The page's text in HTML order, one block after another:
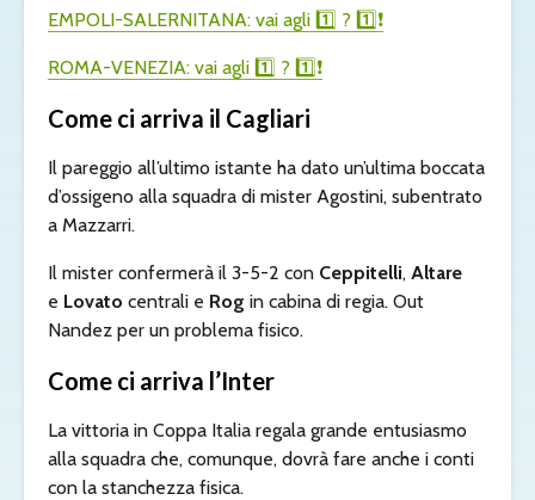
EMPOLI-SALERNITANA: vai agli 1️⃣ ? 1️⃣❗️
ROMA-VENEZIA: vai agli 1️⃣ ? 1️⃣❗️
Come ci arriva il Cagliari
Il pareggio all’ultimo istante ha dato un’ultima boccata
d’ossigeno alla squadra di mister Agostini, subentrato
a Mazzarri.
Il mister confermerà il 3-5-2 con Ceppitelli, Altare
e Lovato centrali e Rog in cabina di regia. Out
Nandez per un problema fisico.
Come ci arriva l’Inter
La vittoria in Coppa Italia regala grande entusiasmo
alla squadra che, comunque, dovrà fare anche i conti
con la stanchezza fisica.